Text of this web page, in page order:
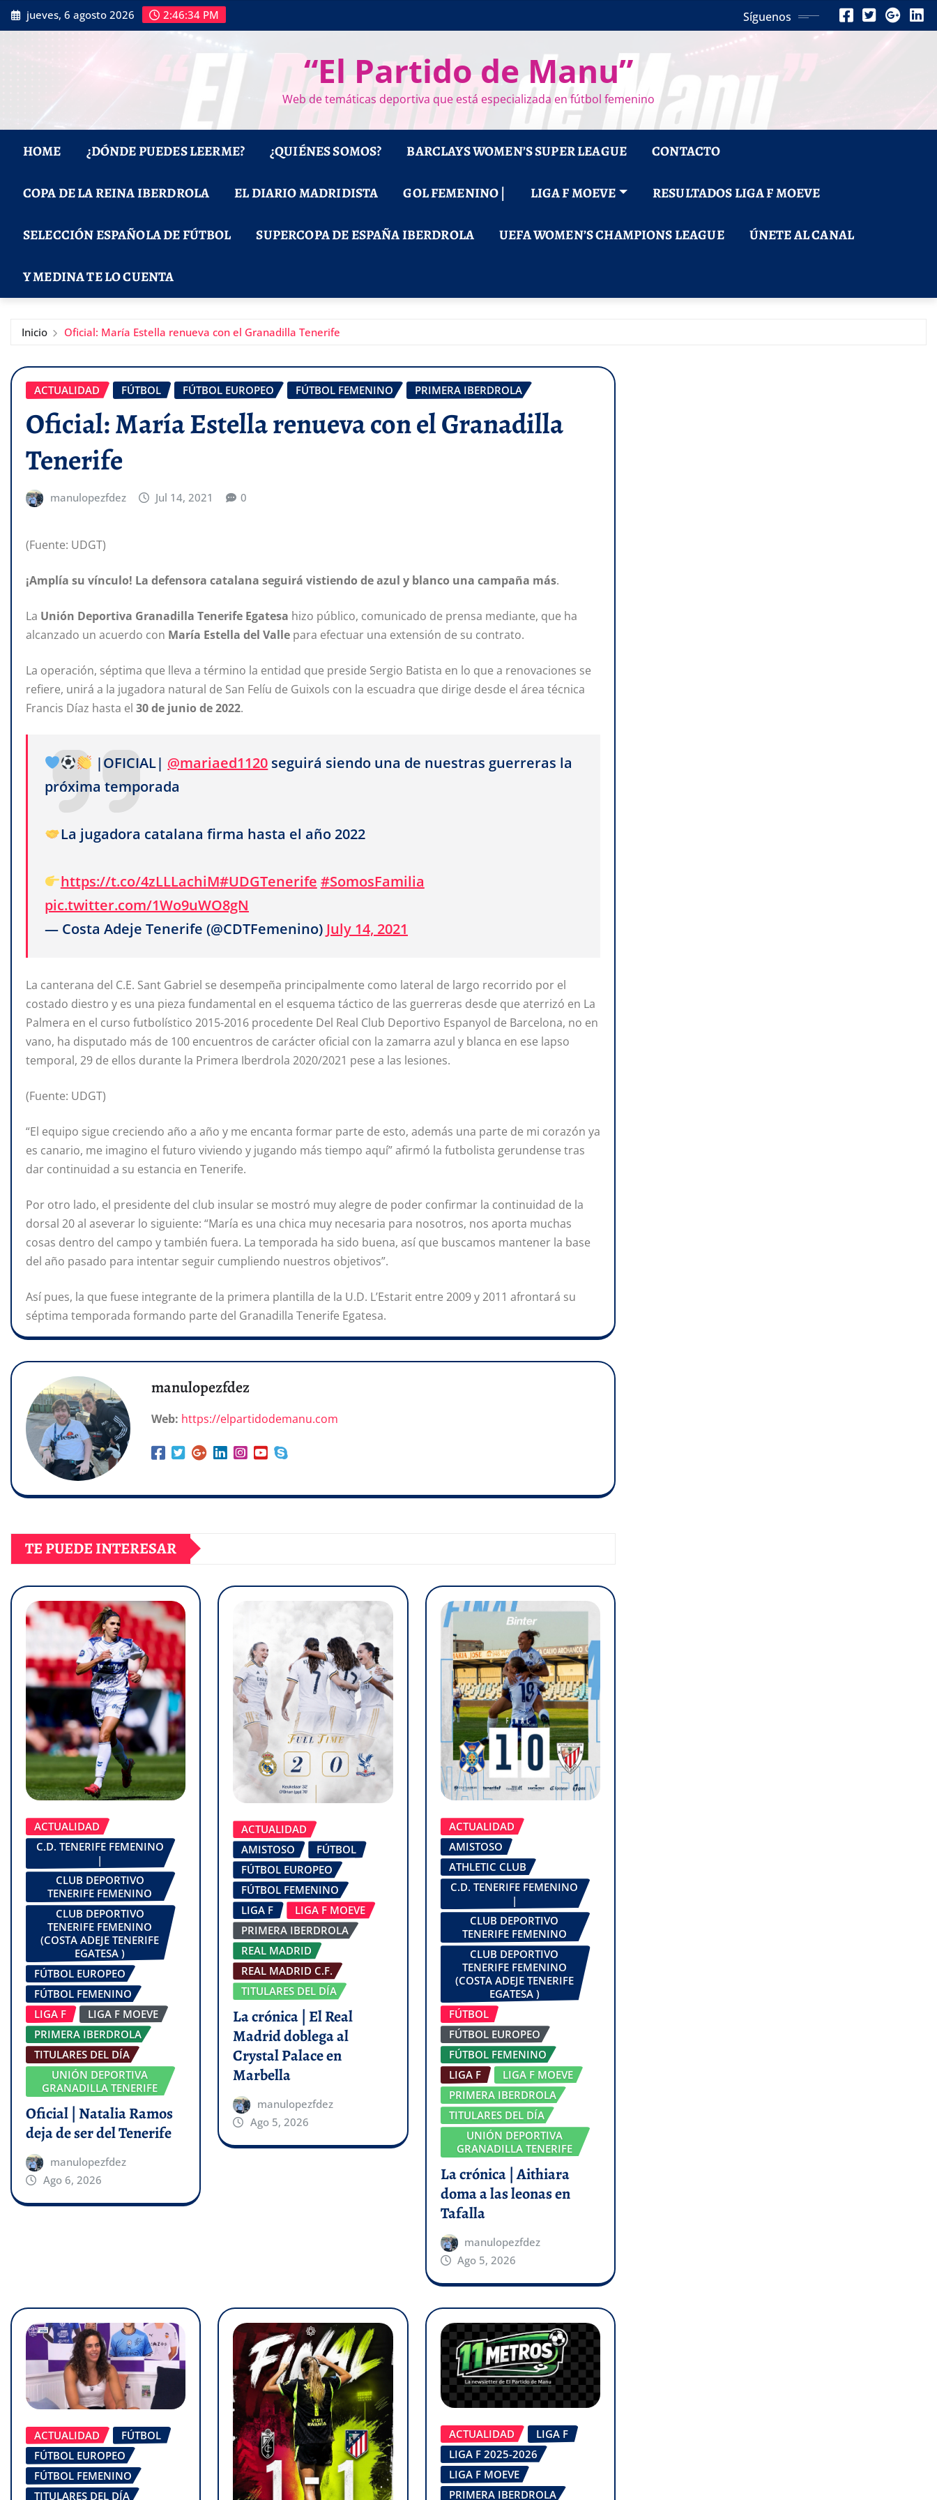
Saltar
al
jueves, 6 agosto 2026 2:46:35 PM Síguenos
“El Partido de Manu”
Web de temáticas deportiva que está especializada en fútbol femenino
HOME ¿DÓNDE PUEDES LEERME? ¿QUIÉNES SOMOS? BARCLAYS WOMEN’S SUPER LEAGUE CONTACTO
COPA DE LA REINA IBERDROLA EL DIARIO MADRIDISTA GOL FEMENINO | LIGA F MOEVE RESULTADOS LIGA F MOEVE
SELECCIÓN ESPAÑOLA DE FÚTBOL SUPERCOPA DE ESPAÑA IBERDROLA UEFA WOMEN’S CHAMPIONS LEAGUE ÚNETE AL CANAL
Y MEDINA TE LO CUENTA
Inicio Oficial: María Estella renueva con el Granadilla Tenerife
ACTUALIDAD FÚTBOL FÚTBOL EUROPEO FÚTBOL FEMENINO PRIMERA IBERDROLA
Oficial: María Estella renueva con el Granadilla
Tenerife
manulopezfdez Jul 14, 2021 0
(Fuente: UDGT)
¡Amplía su vínculo! La defensora catalana seguirá vistiendo de azul y blanco una campaña más.
La Unión Deportiva Granadilla Tenerife Egatesa hizo público, comunicado de prensa mediante, que ha
alcanzado un acuerdo con María Estella del Valle para efectuar una extensión de su contrato.
La operación, séptima que lleva a término la entidad que preside Sergio Batista en lo que a renovaciones se
refiere, unirá a la jugadora natural de San Felíu de Guixols con la escuadra que dirige desde el área técnica
Francis Díaz hasta el 30de junio de2022.
|OFICIAL| @mariaed1120 seguirá siendo una de nuestras guerreras la
próxima temporada
La jugadora catalana firma hasta el año 2022
https://t.co/4zLLLachiM#UDGTenerife #SomosFamilia
pic.twitter.com/1Wo9uWO8gN
— Costa Adeje Tenerife (@CDTFemenino) July 14, 2021
La canterana del C.E. Sant Gabriel se desempeña principalmente como lateral de largo recorrido por el
costado diestro y es una pieza fundamental en el esquema táctico de las guerreras desde que aterrizó en La
Palmera en el curso futbolístico 2015-2016 procedente Del Real Club Deportivo Espanyol de Barcelona, no en
vano, ha disputado más de 100 encuentros de carácter oficial con la zamarra azul y blanca en ese lapso
temporal, 29 de ellos durante la Primera Iberdrola 2020/2021 pese a las lesiones.
(Fuente: UDGT)
“El equipo sigue creciendo año a año y me encanta formar parte de esto, además una parte de mi corazón ya
es canario, me imagino el futuro viviendo y jugando más tiempo aquí” afirmó la futbolista gerundense tras
dar continuidad a su estancia en Tenerife.
Por otro lado, el presidente del club insular se mostró muy alegre de poder confirmar la continuidad de la
dorsal 20 al aseverar lo siguiente: “María es una chica muy necesaria para nosotros, nos aporta muchas
cosas dentro del campo y también fuera. La temporada ha sido buena, así que buscamos mantener la base
del año pasado para intentar seguir cumpliendo nuestros objetivos”.
Así pues, la que fuese integrante de la primera plantilla de la U.D. L’Estarit entre 2009 y 2011 afrontará su
séptima temporada formando parte del Granadilla Tenerife Egatesa.
manulopezfdez
Web: https://elpartidodemanu.com
TE PUEDE INTERESAR
ACTUALIDAD
C.D. TENERIFE FEMENINO
|
CLUB DEPORTIVO
TENERIFE FEMENINO
CLUB DEPORTIVO
TENERIFE FEMENINO
(COSTA ADEJE TENERIFE
EGATESA )
FÚTBOL EUROPEO
FÚTBOL FEMENINO
LIGA F
LIGA F MOEVE
PRIMERA IBERDROLA
TITULARES DEL DÍA
UNIÓN DEPORTIVA
GRANADILLA TENERIFE
Oficial | Natalia Ramos
deja de ser del Tenerife
manulopezfdez
Ago 6, 2026
ACTUALIDAD
AMISTOSO
FÚTBOL
FÚTBOL EUROPEO
FÚTBOL FEMENINO
LIGA F
LIGA F MOEVE
PRIMERA IBERDROLA
REAL MADRID
REAL MADRID C.F.
TITULARES DEL DÍA
La crónica | El Real
Madrid doblega al
Crystal Palace en
Marbella
manulopezfdez
Ago 5, 2026
ACTUALIDAD
AMISTOSO
ATHLETIC CLUB
C.D. TENERIFE FEMENINO
|
CLUB DEPORTIVO
TENERIFE FEMENINO
CLUB DEPORTIVO
TENERIFE FEMENINO
(COSTA ADEJE TENERIFE
EGATESA )
FÚTBOL
FÚTBOL EUROPEO
FÚTBOL FEMENINO
LIGA F
LIGA F MOEVE
PRIMERA IBERDROLA
TITULARES DEL DÍA
UNIÓN DEPORTIVA
GRANADILLA TENERIFE
La crónica | Aithiara
doma a las leonas en
Tafalla
manulopezfdez
Ago 5, 2026
ACTUALIDAD
FÚTBOL
FÚTBOL EUROPEO
FÚTBOL FEMENINO
TITULARES DEL DÍA
ACTUALIDAD
LIGA F
LIGA F 2025-2026
LIGA F MOEVE
PRIMERA IBERDROLA